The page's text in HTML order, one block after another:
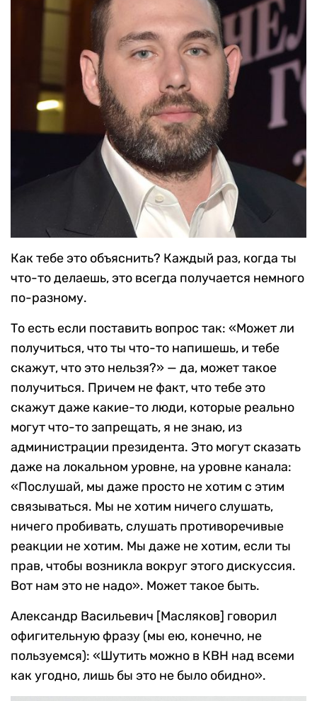
Как тебе это объяснить? Каждый раз, когда ты
что-то делаешь, это всегда получается немного
по-разному.
То есть если поставить вопрос так: «Может ли
получиться, что ты что-то напишешь, и тебе
скажут, что это нельзя?» — да, может такое
получиться. Причем не факт, что тебе это
скажут даже какие-то люди, которые реально
могут что-то запрещать, я не знаю, из
администрации президента. Это могут сказать
даже на локальном уровне, на уровне канала:
«Послушай, мы даже просто не хотим с этим
связываться. Мы не хотим ничего слушать,
ничего пробивать, слушать противоречивые
реакции не хотим. Мы даже не хотим, если ты
прав, чтобы возникла вокруг этого дискуссия.
Вот нам это не надо». Может такое быть.
Александр Васильевич [Масляков] говорил
офигительную фразу (мы ею, конечно, не
пользуемся): «Шутить можно в КВН над всеми
как угодно, лишь бы это не было обидно».